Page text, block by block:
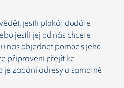
jestli plakát dodáte
jestli jej od nás chcete
nás objednat pomoc s jeho
připraveni přejít ke
je zadání adresy a samotné